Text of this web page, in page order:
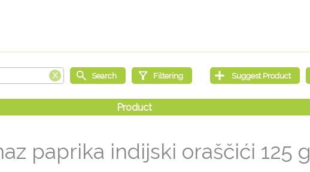
paprika indijski oraščići 125 g